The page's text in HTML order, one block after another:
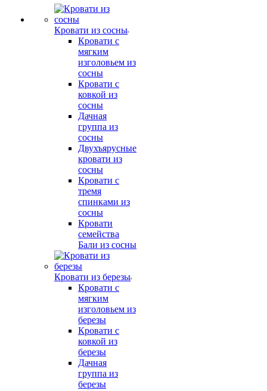
Кровати из сосны
Кровати с
мягким
изголовьем из
сосны
Кровати с
ковкой из
сосны
Дачная
группа из
сосны
Двухъярусные
кровати из
сосны
Кровати с
тремя
спинками из
сосны
Кровати
семейства
Бали из сосны
Кровати из березы
Кровати с
мягким
изголовьем из
березы
Кровати с
ковкой из
березы
Дачная
группа из
березы